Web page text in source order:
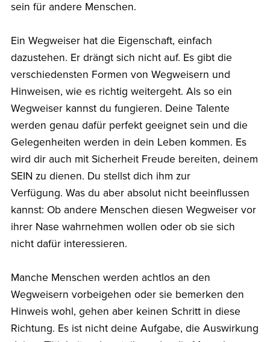
sein für andere Menschen.
Ein Wegweiser hat die Eigenschaft, einfach
dazustehen. Er drängt sich nicht auf. Es gibt die
verschiedensten Formen von Wegweisern und
Hinweisen, wie es richtig weitergeht. Als so ein
Wegweiser kannst du fungieren. Deine Talente
werden genau dafür perfekt geeignet sein und die
Gelegenheiten werden in dein Leben kommen. Es
wird dir auch mit Sicherheit Freude bereiten, deinem
SEIN zu dienen. Du stellst dich ihm zur
Verfügung. Was du aber absolut nicht beeinflussen
kannst: Ob andere Menschen diesen Wegweiser vor
ihrer Nase wahrnehmen wollen oder ob sie sich
nicht dafür interessieren.
Manche Menschen werden achtlos an den
Wegweisern vorbeigehen oder sie bemerken den
Hinweis wohl, gehen aber keinen Schritt in diese
Richtung. Es ist nicht deine Aufgabe, die Auswirkung